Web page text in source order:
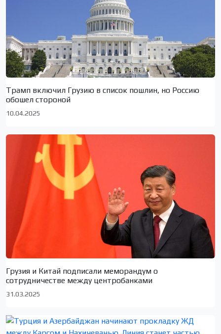
Трамп включил Грузию в список пошлин, но Россию
обошел стороной
10.04.2025
Грузия и Китай подписали меморандум о
сотрудничестве между центробанками
31.03.2025